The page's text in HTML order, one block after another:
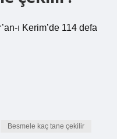
ı Kerim’de 114 defa
Besmele kaç tane çekilir